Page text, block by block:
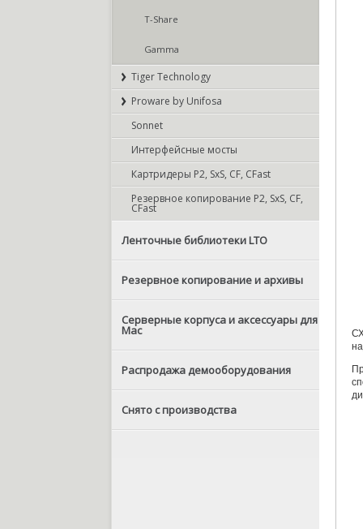
T-Share
Gamma
Tiger Technology
Proware by Unifosa
Sonnet
Интерфейсные мосты
Картридеры P2, SxS, CF, CFast
Резервное копирование P2, SxS, CF,
CFast
Ленточные библиотеки LTO
Резервное копирование и архивы
Серверные корпуса и аксессуары для
Mac
Распродажа демооборудования
Снято с производства